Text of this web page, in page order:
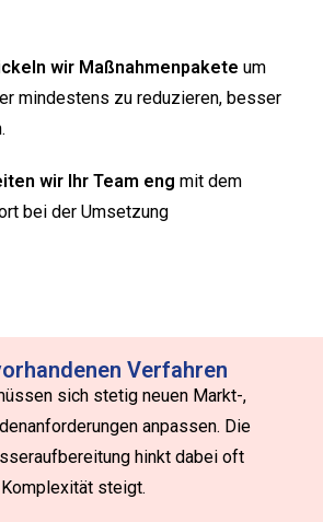
wir Maßnahmenpakete um
mindestens zu reduzieren, besser
wir Ihr Team eng mit dem
bei der Umsetzung
Verfahren
sich stetig neuen Markt-,
anpassen. Die
hinkt dabei oft
steigt.